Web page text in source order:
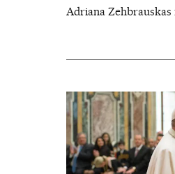
Adriana Zehbrauskas